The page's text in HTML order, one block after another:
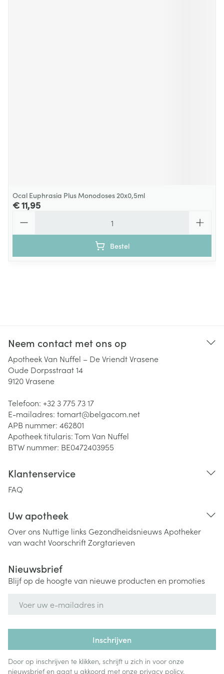
Ocal Euphrasia Plus Monodoses 20x0,5ml
€ 11,95
Bestel
Neem contact met ons op
Apotheek Van Nuffel – De Vriendt Vrasene
Oude Dorpsstraat 14
9120Vrasene
Telefoon: +32 3 775 73 17
E-mailadres: tomart@belgacom.net
APB nummer: 462801
Apotheek titularis:Tom Van Nuffel
BTW nummer: BE0472403955
Klantenservice
FAQ
Uw apotheek
Over ons Nuttige links Gezondheidsnieuws Apotheker
van wachtVoorschriftZorgtarieven
Nieuwsbrief
Blijf op de hoogte van nieuwe producten en promoties
Inschrijven
Door op inschrijven te klikken, schrijft u zich in voor onze
nieuwsbrief en gaat u akkoord met onze privacy policy.